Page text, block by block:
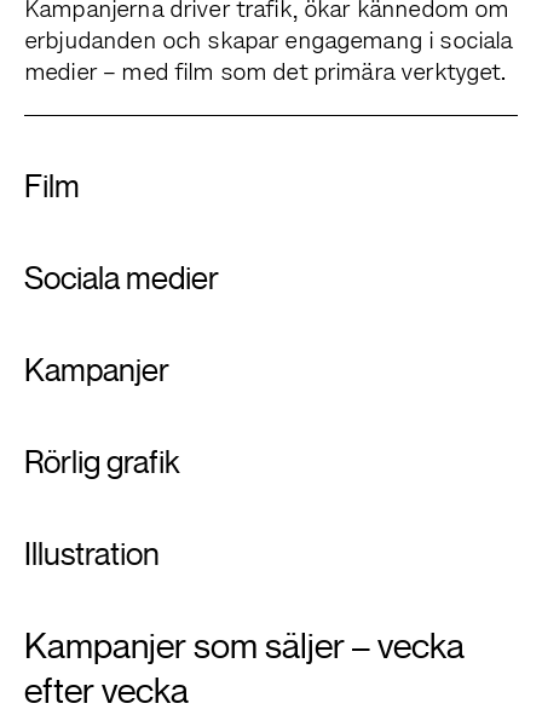
Kampanjerna driver trafik, ökar kännedom om
erbjudanden och skapar engagemang i sociala
medier – med film som det primära verktyget.
Film
Sociala medier
Kampanjer
Rörlig grafik
Illustration
Kampanjer som säljer – vecka
efter vecka